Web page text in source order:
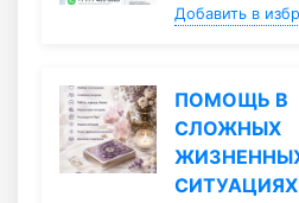
Добавить в
ПОМОЩЬ В
СЛОЖНЫХ
СИТУАЦИЯХ